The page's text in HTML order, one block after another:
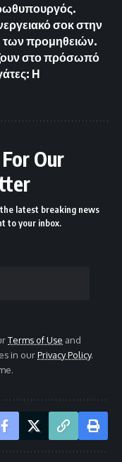
σοκ στην
των προμηθειών.
στο πρόσωπό
Η
Our
latest breaking news
to your inbox.
Terms of Use and
in ourPrivacy Policy.